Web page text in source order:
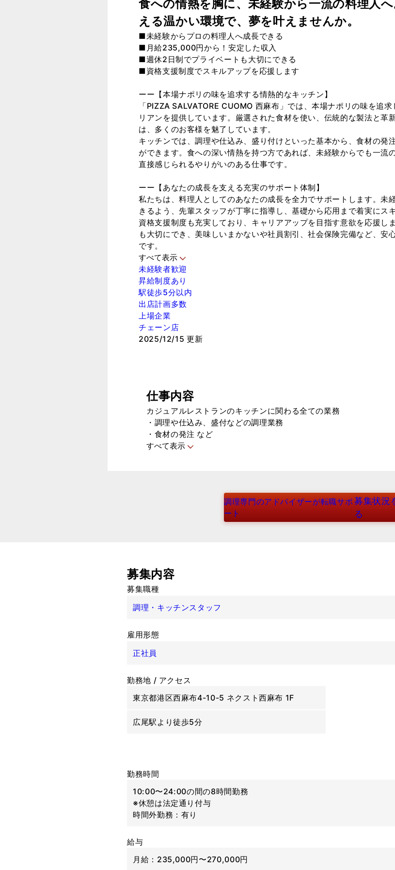
食への情熱を胸に、未経験から一流の料理人
える温かい環境で、夢を叶えませんか。
■未経験からプロの料理人へ成長できる
■月給235,000円から！安定した収入
■週休2日制でプライベートも大切にできる
■資格支援制度でスキルアップを応援します
ーー【本場ナポリの味を追求する情熱的なキッチン】
「PIZZA SALVATORE CUOMO 西麻布」では、本場ナポリの味を追
リアンを提供しています。厳選された食材を使い、伝統的な製法と革
は、多くのお客様を魅了しています。
キッチンでは、調理や仕込み、盛り付けといった基本から、食材の発
ができます。食への深い情熱を持つ方であれば、未経験からでも一流
直接感じられるやりがいのある仕事です。
ーー【あなたの成長を支える充実のサポート体制】
私たちは、料理人としてのあなたの成長を全力でサポートします。未
きるよう、先輩スタッフが丁寧に指導し、基礎から応用まで着実にス
資格支援制度も充実しており、キャリアアップを目指す意欲を応援し
も大切にでき、美味しいまかないや社員割引、社会保険完備など、安
です。
すべて表示
未経験者歓迎
昇給制度あり
駅徒歩5分以内
出店計画多数
上場企業
チェーン店
2025/12/15 更新
仕事内容
カジュアルレストランのキッチンに関わる全ての業務
・調理や仕込み、盛付などの調理業務
・食材の発注 など
すべて表示
調理専門のアドバイザーが転職サポ
ート
募集状況
る
募集内容
募集職種
調理・キッチンスタッフ
雇用形態
正社員
勤務地 / アクセス
東京都港区西麻布4-10-5 ネクスト西麻布 1F
広尾駅より徒歩5分
勤務時間
10:00〜24:00の間の8時間勤務
※休憩は法定通り付与
時間外勤務：有り
給与
月給：235,000円〜270,000円